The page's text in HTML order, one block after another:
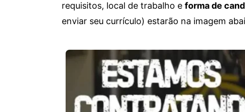
requisitos, local de trabalho e forma de
enviar seu currículo) estarão na imagem